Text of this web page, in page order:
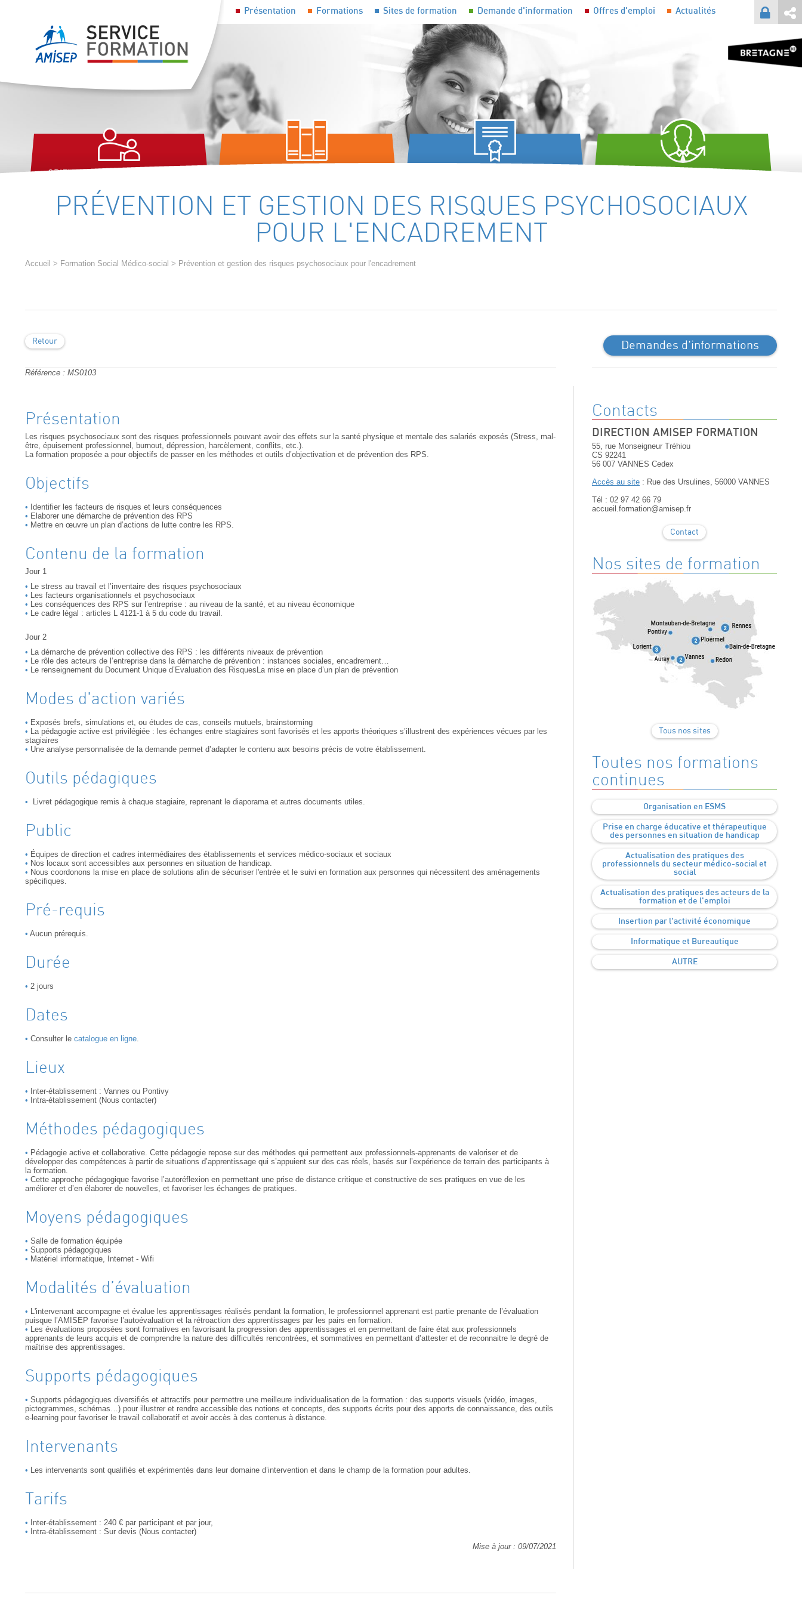
Présentation Formations Sites de formation Demande d'information Offres d'emploi Actualités
ORIENTATION PROFESSIONNELLE,
PRÉVENTION ET GESTION DES RISQUES PSYCHOSOCIAUX
POUR L'ENCADREMENT
Accueil > Formation Social Médico-social > Prévention et gestion des risques psychosociaux pour l'encadrement
Demandes d'informations
Retour
Contacts
DIRECTION AMISEP FORMATION
55, rue Monseigneur Tréhiou
CS 92241
56 007 VANNES Cedex
Accès au site : Rue des Ursulines, 56000 VANNES
Tél : 02 97 42 66 79
accueil.formation@amisep.fr
Contact
Nos sites de formation
Tous nos sites
Toutes nos formations
continues
Organisation en ESMS
Prise en charge éducative et thérapeutique
des personnes en situation de handicap
Actualisation des pratiques des
professionnels du secteur médico-social et
social
Actualisation des pratiques des acteurs de la
formation et de l'emploi
Insertion par l'activité économique
Informatique et Bureautique
AUTRE
Référence : MS0103
Présentation
Les risques psychosociaux sont des risques professionnels pouvant avoir des effets sur la santé physique et mentale des salariés exposés (Stress, mal-
être, épuisement professionnel, burnout, dépression, harcèlement, conflits, etc.).
La formation proposée a pour objectifs de passer en les méthodes et outils d’objectivation et de prévention des RPS.
Objectifs
Identifier les facteurs de risques et leurs conséquences
Elaborer une démarche de prévention des RPS
Mettre en œuvre un plan d’actions de lutte contre les RPS.
Contenu de la formation
Jour 1
Le stress au travail et l’inventaire des risques psychosociaux
Les facteurs organisationnels et psychosociaux
Les conséquences des RPS sur l’entreprise : au niveau de la santé, et au niveau économique
Le cadre légal : articles L 4121-1 à 5 du code du travail.
Jour 2
La démarche de prévention collective des RPS : les différents niveaux de prévention
Le rôle des acteurs de l’entreprise dans la démarche de prévention : instances sociales, encadrement…
Le renseignement du Document Unique d’Evaluation des RisquesLa mise en place d’un plan de prévention
Modes d'action variés
Exposés brefs, simulations et, ou études de cas, conseils mutuels, brainstorming
La pédagogie active est privilégiée : les échanges entre stagiaires sont favorisés et les apports théoriques s’illustrent des expériences vécues par les
stagiaires
Une analyse personnalisée de la demande permet d’adapter le contenu aux besoins précis de votre établissement.
Outils pédagiques
Livret pédagogique remis à chaque stagiaire, reprenant le diaporama et autres documents utiles.
Public
Équipes de direction et cadres intermédiaires des établissements et services médico-sociaux et sociaux
Nos locaux sont accessibles aux personnes en situation de handicap.
Nous coordonons la mise en place de solutions afin de sécuriser l'entrée et le suivi en formation aux personnes qui nécessitent des aménagements
spécifiques.
Pré-requis
Aucun prérequis.
Durée
2 jours
Dates
Consulter le catalogue en ligne.
Lieux
Inter-établissement : Vannes ou Pontivy
Intra-établissement (Nous contacter)
Méthodes pédagogiques
Pédagogie active et collaborative. Cette pédagogie repose sur des méthodes qui permettent aux professionnels-apprenants de valoriser et de
développer des compétences à partir de situations d’apprentissage qui s’appuient sur des cas réels, basés sur l’expérience de terrain des participants à
la formation.
Cette approche pédagogique favorise l’autoréflexion en permettant une prise de distance critique et constructive de ses pratiques en vue de les
améliorer et d’en élaborer de nouvelles, et favoriser les échanges de pratiques.
Moyens pédagogiques
Salle de formation équipée
Supports pédagogiques
Matériel informatique, Internet - Wifi
Modalités d’évaluation
L'intervenant accompagne et évalue les apprentissages réalisés pendant la formation, le professionnel apprenant est partie prenante de l’évaluation
puisque l’AMISEP favorise l’autoévaluation et la rétroaction des apprentissages par les pairs en formation.
Les évaluations proposées sont formatives en favorisant la progression des apprentissages et en permettant de faire état aux professionnels
apprenants de leurs acquis et de comprendre la nature des difficultés rencontrées, et sommatives en permettant d’attester et de reconnaitre le degré de
maîtrise des apprentissages.
Supports pédagogiques
Supports pédagogiques diversifiés et attractifs pour permettre une meilleure individualisation de la formation : des supports visuels (vidéo, images,
pictogrammes, schémas…) pour illustrer et rendre accessible des notions et concepts, des supports écrits pour des apports de connaissance, des outils
e-learning pour favoriser le travail collaboratif et avoir accès à des contenus à distance.
Intervenants
Les intervenants sont qualifiés et expérimentés dans leur domaine d’intervention et dans le champ de la formation pour adultes.
Tarifs
Inter-établissement : 240 € par participant et par jour,
Intra-établissement : Sur devis (Nous contacter)
Mise à jour : 09/07/2021